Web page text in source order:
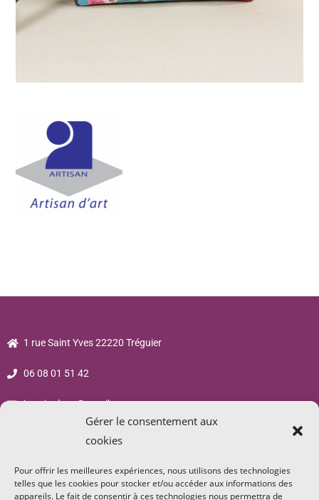
Gérer le consentement aux
cookies
Pour offrir les meilleures expériences, nous utilisons des technologies
telles que les cookies pour stocker et/ou accéder aux informations des
appareils. Le fait de consentir à ces technologies nous permettra de
1 rue Saint Yves 22220 Tréguier
06 08 01 51 42
jsp.sigalane@gmail.com